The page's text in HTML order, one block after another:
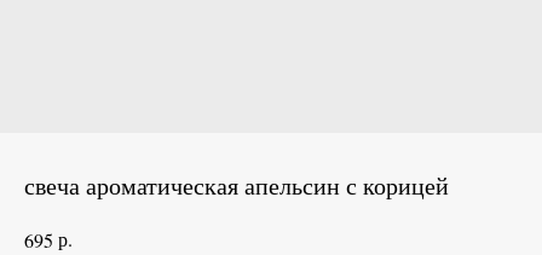
свеча ароматическая апельсин с корицей
695 р.